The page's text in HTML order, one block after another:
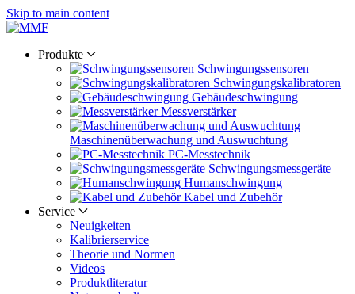
Skip to main content
Produkte
Schwingungs­sensoren
Schwingungs­kalibratoren
Gebäude­schwingung
Messverstärker
Maschinen­überwachung und Auswuchtung
PC-Messtechnik
Schwingungs­messgeräte
Human­schwingung
Kabel und Zubehör
Service
Neuigkeiten
Kalibrier­service
Theorie und Normen
Videos
Produkt­literatur